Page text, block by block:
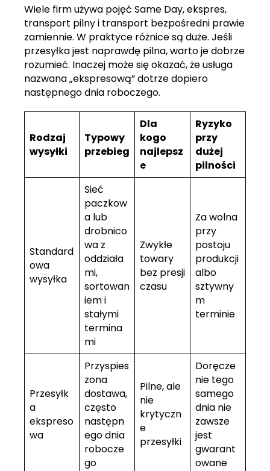
Wiele firm używa pojęć Same Day, ekspres,
transport pilny i transport bezpośredni prawie
zamiennie. W praktyce różnice są duże. Jeśli
przesyłka jest naprawdę pilna, warto je dobrze
rozumieć. Inaczej może się okazać, że usługa
nazwana „ekspresową” dotrze dopiero
następnego dnia roboczego.
Rodzaj
wysyłki
Typowy
przebieg
Dla
kogo
najlepsz
e
Ryzyko
przy
dużej
pilności
Standard
owa
wysyłka
Sieć
paczkow
a lub
drobnico
wa z
oddziała
mi,
sortowan
iem i
stałymi
termina
mi
Zwykłe
towary
bez presji
czasu
Za wolna
przy
postoju
produkcji
albo
sztywny
m
terminie
Przesyłk
a
ekspreso
wa
Przyspies
zona
dostawa,
często
następn
ego dnia
robocze
go
Pilne, ale
nie
krytyczn
e
przesyłki
Doręcze
nie tego
samego
dnia nie
zawsze
jest
gwarant
owane